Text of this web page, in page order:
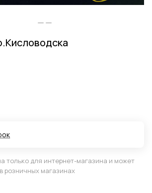
только для интернет-магазина и может
розничных магазинах